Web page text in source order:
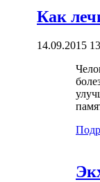
Как
14.09.2015